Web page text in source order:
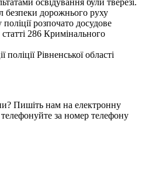
освідування були тверезі.
дорожнього руху
розпочато досудове
286 Кримінального
поліції Рівненської області
Пишіть нам на електронну
за номер телефону